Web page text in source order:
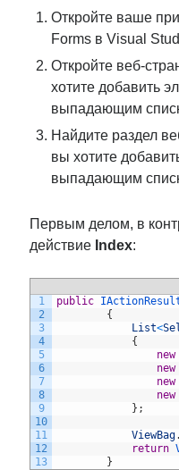
Откройте ваше
Forms в Visual
Откройте веб-
хотите добавить
выпадающим
Найдите раздел
вы хотите
выпадающим
Первым делом, в
действие Index:
1
2
3
4
5
6
7
8
9
10
11
12
13
public
{
List<
{
new
new
new
new
} ;
ViewBag.
return
}